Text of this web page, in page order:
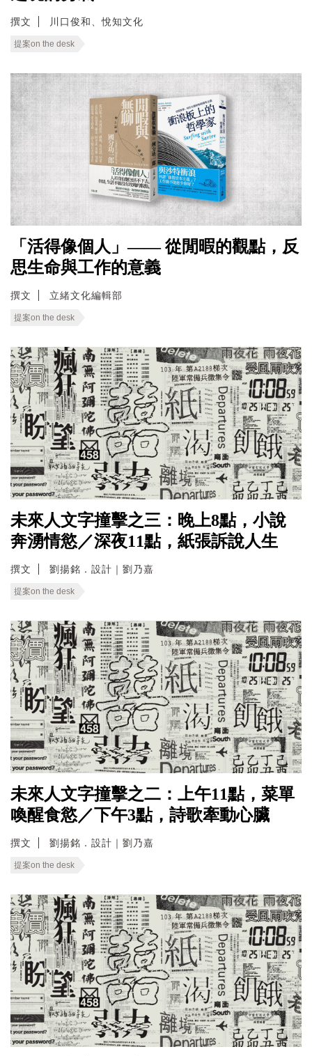
撰文 川口俊和、悅知文化
提案on the desk
「活得像個人」—— 從閒暇的觀點，反
思生命與工作的意義
撰文 立緒文化編輯部
提案on the desk
未來人文字撞擊之三：晚上8點，小說
奔湧情慾／深夜11點，紙張訴說人生
撰文 劉揚銘．設計｜劉乃嘉
提案on the desk
未來人文字撞擊之二：上午11點，菜單
喚醒食慾／下午3點，詩歌牽動心臟
撰文 劉揚銘．設計｜劉乃嘉
提案on the desk